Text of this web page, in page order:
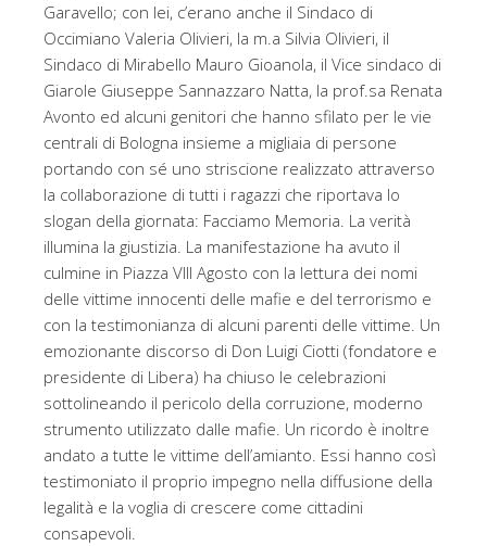
Garavello; con lei, c’erano anche il Sindaco di
Occimiano Valeria Olivieri, la m.a Silvia Olivieri, il
Sindaco di Mirabello Mauro Gioanola, il Vice sindaco di
Giarole Giuseppe Sannazzaro Natta, la prof.sa Renata
Avonto ed alcuni genitori che hanno sfilato per le vie
centrali di Bologna insieme a migliaia di persone
portando con sé uno striscione realizzato attraverso
la collaborazione di tutti i ragazzi che riportava lo
slogan della giornata: Facciamo Memoria. La verità
illumina la giustizia. La manifestazione ha avuto il
culmine in Piazza VIII Agosto con la lettura dei nomi
delle vittime innocenti delle mafie e del terrorismo e
con la testimonianza di alcuni parenti delle vittime. Un
emozionante discorso di Don Luigi Ciotti (fondatore e
presidente di Libera) ha chiuso le celebrazioni
sottolineando il pericolo della corruzione, moderno
strumento utilizzato dalle mafie. Un ricordo è inoltre
andato a tutte le vittime dell’amianto. Essi hanno così
testimoniato il proprio impegno nella diffusione della
legalità e la voglia di crescere come cittadini
consapevoli.